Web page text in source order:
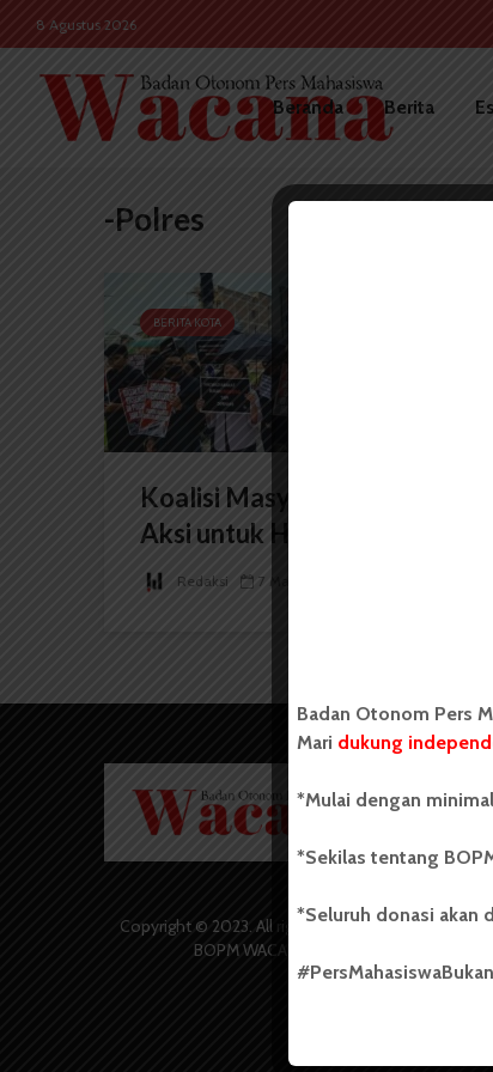
8 Agustus 2026
Beranda Berita
-Polres
BERITA KOTA
Koalisi Masyarakat Sipil Gelar
Aksi untuk Hentikan...
Redaksi 7 Maret 2025
Copyright © 2023. All rights reserved
BOPM WACANA.
Badan Otonom Pers
Mari dukung
*Mulai dengan
*Sekilas tentang
*Seluruh donasi akan